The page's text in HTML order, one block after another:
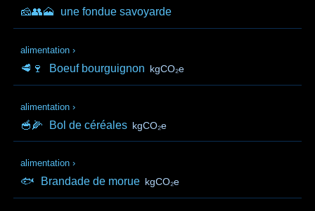
🧀👥🗻 une fondue savoyarde
alimentation ›
🥩🍷 Boeuf bourguignon kgCO₂e
alimentation ›
🥣🌽 Bol de céréales kgCO₂e
alimentation ›
🐟 Brandade de morue kgCO₂e